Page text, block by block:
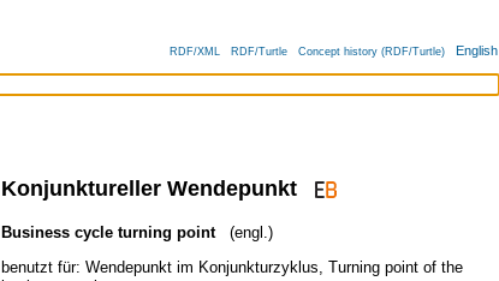
RDF/XML RDF/Turtle Concept history (RDF/Turtle) English
Konjunktureller Wendepunkt
Business cycle turning point
(engl.)
benutzt für: Wendepunkt im Konjunkturzyklus Turning point of the